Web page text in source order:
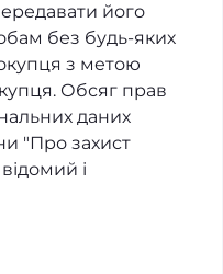
його
без будь-яких
з метою
Обсяг прав
даних
"Про захист
і